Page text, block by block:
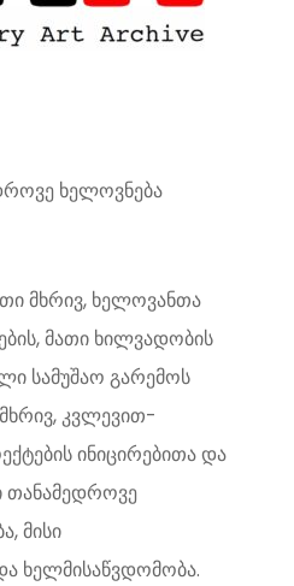
ხელოვნება
მხრივ, ხელოვანთა
მათი ხილვადობის
სამუშაო გარემოს
კვლევით-
ინიცირებითა და
მისი
ხელმისაწვდომობა.